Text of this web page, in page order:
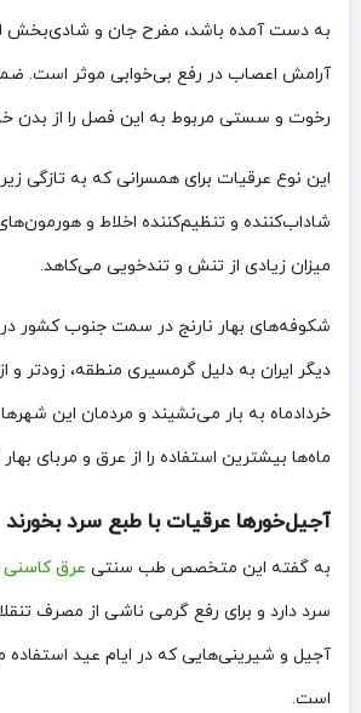
به دست آمده باشد، مفرح جان و شادی‌بخش
آرامش اعصاب در رفع بی‌خوابی موثر است.
رخوت و سستی مربوط به این فصل را از بدن
این نوع عرقیات برای همسرانی که به تازگی
شاداب‌کننده و تنظیم‌کننده اخلاط و
میزان زیادی از تنش و تندخویی می‌کاهد.
شکوفه‌های بهار نارنج در سمت جنوب کشور
دیگر ایران به دلیل گرمسیری منطقه، زودتر و
خردادماه به بار می‌نشیند و مردمان این
ماه‌ها بیشترین استفاده را از عرق و مربای بهار
آجیل‌خورها عرقیات با طبع سرد بخورند
به گفته این متخصص طب سنتی عرق کاسنی
سرد دارد و برای رفع گرمی ناشی از مصرف
آجیل و شیرینی‌هایی که در ایام عید استفاده
است.